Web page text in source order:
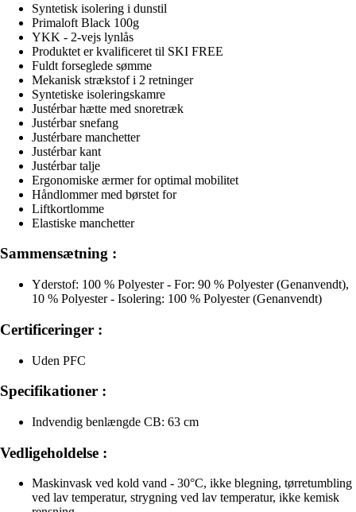
Syntetisk isolering i dunstil
Primaloft Black 100g
YKK - 2-vejs lynlås
Produktet er kvalificeret til SKI FREE
Fuldt forseglede sømme
Mekanisk strækstof i 2 retninger
Syntetiske isoleringskamre
Justérbar hætte med snoretræk
Justérbar snefang
Justérbare manchetter
Justérbar kant
Justérbar talje
Ergonomiske ærmer for optimal mobilitet
Håndlommer med børstet for
Liftkortlomme
Elastiske manchetter
Sammensætning :
Yderstof: 100 % Polyester - For: 90 % Polyester (Genanvendt),
10 % Polyester - Isolering: 100 % Polyester (Genanvendt)
Certificeringer :
Uden PFC
Specifikationer :
Indvendig benlængde CB: 63 cm
Vedligeholdelse :
Maskinvask ved kold vand - 30°C, ikke blegning, tørretumbling
ved lav temperatur, strygning ved lav temperatur, ikke kemisk